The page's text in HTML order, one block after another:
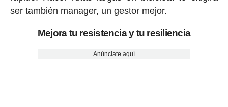
ser también manager, un gestor mejor.
Mejora tu resistencia y tu resiliencia
Anúnciate aquí